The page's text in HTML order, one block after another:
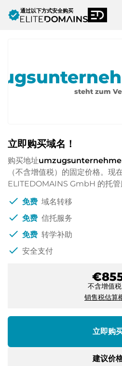
verified通过以下方式安全购买
steht zum
立即购买域名！
购买地址
（不含增值税）的固定价格。现
ELITEDOMAINS GmbH 的托管
check 免费 域名转移
check 免费 信托服务
check 免费 转学补助
check 安全支付
不含增值税
销售税估算
立即购
建议价